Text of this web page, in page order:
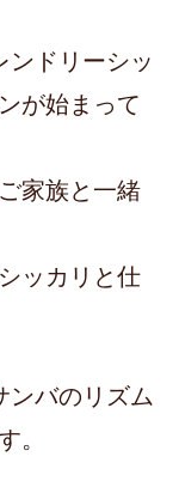
ンドリーシッ
が始まって
家族と一緒
ッカリと仕
ンバのリズム
。